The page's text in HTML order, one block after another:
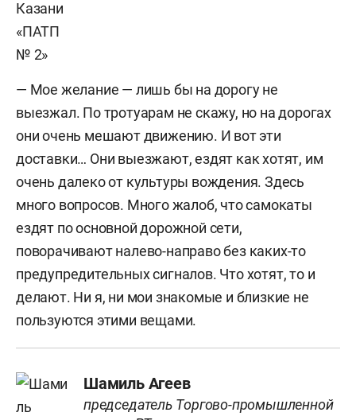
— Мое желание — лишь бы на дорогу не
выезжал. По тротуарам не скажу, но на дорогах
они очень мешают движению. И вот эти
доставки… Они выезжают, ездят как хотят, им
очень далеко от культуры вождения. Здесь
много вопросов. Много жалоб, что самокаты
ездят по основной дорожной сети,
поворачивают налево-направо без каких-то
предупредительных сигналов. Что хотят, то и
делают. Ни я, ни мои знакомые и близкие не
пользуются этими вещами.
Шамиль Агеев
председатель Торгово-промышленной